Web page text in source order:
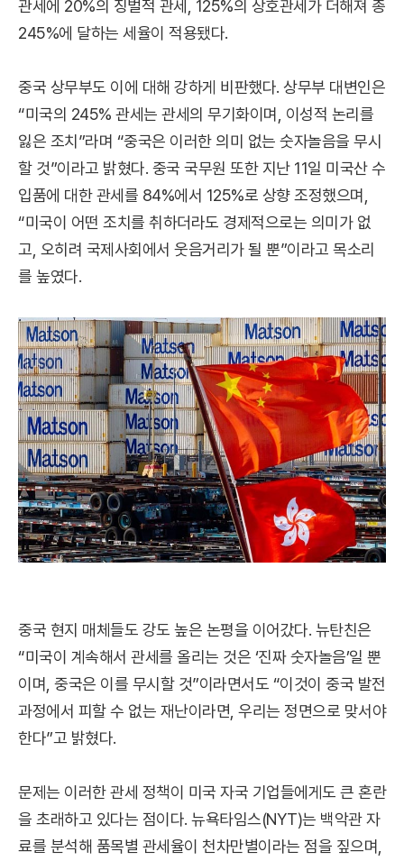
관세에 20%의 징벌적 관세, 125%의 상호관세가 더해져 총
245%에 달하는 세율이 적용됐다.
중국 상무부도 이에 대해 강하게 비판했다. 상무부 대변인은
“미국의 245% 관세는 관세의 무기화이며, 이성적 논리를
잃은 조치”라며 “중국은 이러한 의미 없는 숫자놀음을 무시
할 것”이라고 밝혔다. 중국 국무원 또한 지난 11일 미국산 수
입품에 대한 관세를 84%에서 125%로 상향 조정했으며,
“미국이 어떤 조치를 취하더라도 경제적으로는 의미가 없
고, 오히려 국제사회에서 웃음거리가 될 뿐”이라고 목소리
를 높였다.
중국 현지 매체들도 강도 높은 논평을 이어갔다. 뉴탄친은
“미국이 계속해서 관세를 올리는 것은 ‘진짜 숫자놀음’일 뿐
이며, 중국은 이를 무시할 것”이라면서도 “이것이 중국 발전
과정에서 피할 수 없는 재난이라면, 우리는 정면으로 맞서야
한다”고 밝혔다.
문제는 이러한 관세 정책이 미국 자국 기업들에게도 큰 혼란
을 초래하고 있다는 점이다. 뉴욕타임스(NYT)는 백악관 자
료를 분석해 품목별 관세율이 천차만별이라는 점을 짚으며,